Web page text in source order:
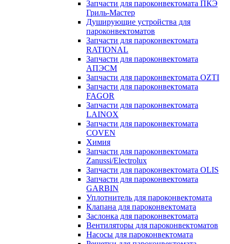
Запчасти для пароконвектомата ПКЭ
Гриль-Мастер
Душирующие устройства для
пароконвектоматов
Запчасти для пароконвектомата
RATIONAL
Запчасти для пароконвектомата
АПЭСМ
Запчасти для пароконвектомата OZTI
Запчасти для пароконвектомата
FAGOR
Запчасти для пароконвектомата
LAINOX
Запчасти для пароконвектомата
COVEN
Химия
Запчасти для пароконвектомата
Zanussi/Electrolux
Запчасти для пароконвектомата OLIS
Запчасти для пароконвектомата
GARBIN
Уплотнитель для пароконвектомата
Клапана для пароконвектомата
Заслонка для пароконвектомата
Вентиляторы для пароконвектоматов
Насосы для пароконвектомата